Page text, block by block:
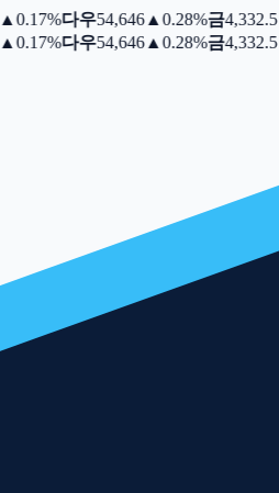
0.17%다우54,646▲0.28%금4,332.5▲
0.17%다우54,646▲0.28%금4,332.5▲